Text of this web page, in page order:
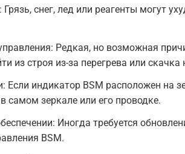
снег, лед или реагенты могут
Редкая, но возможная
из строя из-за перегрева или скачка
индикатор BSM расположен на
самом зеркале или его проводке.
Иногда требуется
BSM.